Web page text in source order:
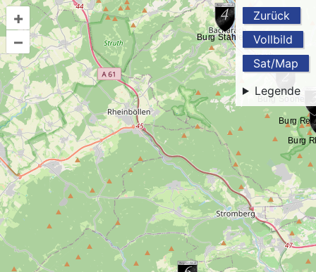
Zurück
Vollbild
Sat/Map
Legende
+
–